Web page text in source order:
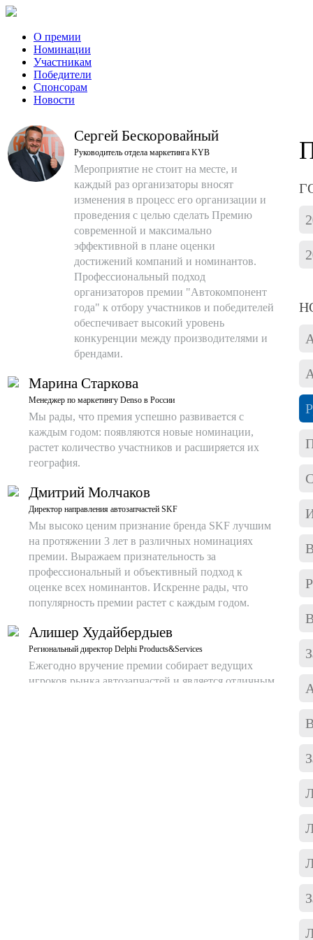
О премии
Номинации
Участникам
Победители
Спонсорам
Новости
Сергей Бескоровайный
Руководитель отдела маркетинга KYB
Мероприятие не стоит на месте, и
каждый раз организаторы вносят
изменения в процесс его организации и
проведения с целью сделать Премию
современной и максимально
эффективной в плане оценки
достижений компаний и номинантов.
Профессиональный подход
организаторов премии "Автокомпонент
года" к отбору участников и победителей
обеспечивает высокий уровень
конкуренции между производителями и
брендами.
Марина Старкова
Менеджер по маркетингу Denso в России
Мы рады, что премия успешно развивается с
каждым годом: появляются новые номинации,
растет количество участников и расширяется их
география.
Дмитрий Молчаков
Директор направления автозапчастей SKF
Мы высоко ценим признание бренда SKF лучшим
на протяжении 3 лет в различных номинациях
премии. Выражаем признательность за
профессиональный и объективный подход к
оценке всех номинантов. Искренне рады, что
популярность премии растет с каждым годом.
Алишер Худайбердыев
Региональный директор Delphi Products&Services
Ежегодно вручение премии собирает ведущих
игроков рынка автозапчастей и является отличным